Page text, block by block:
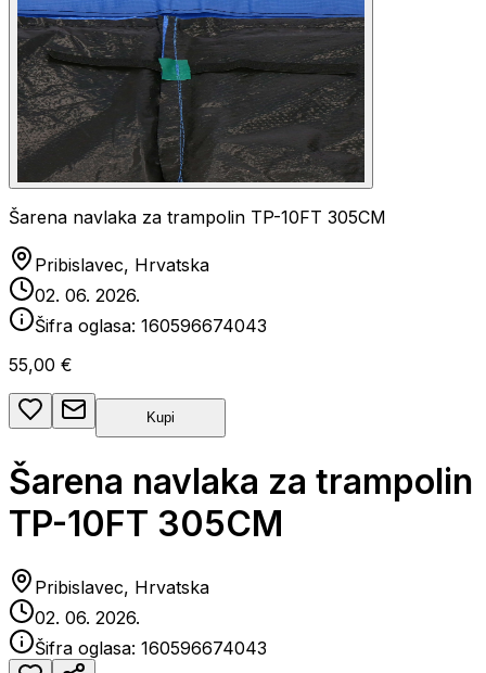
Šarena navlaka za trampolin TP-10FT 305CM
Pribislavec, Hrvatska
02. 06. 2026.
Šifra oglasa: 160596674043
55,00 €
Kupi
Šarena navlaka za trampolin
TP-10FT 305CM
Pribislavec, Hrvatska
02. 06. 2026.
Šifra oglasa: 160596674043